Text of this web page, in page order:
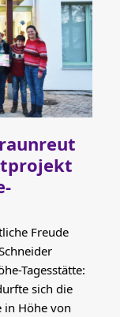
Freude
Tagesstätte:
sich die
in Höhe von